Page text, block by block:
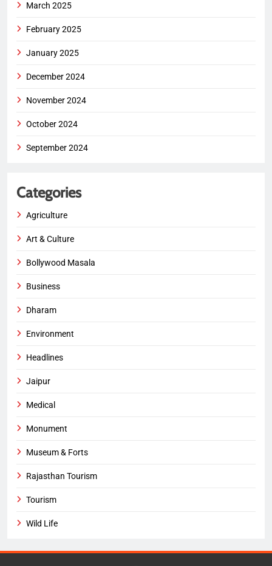
March 2025
February 2025
January 2025
December 2024
November 2024
October 2024
September 2024
Categories
Agriculture
Art & Culture
Bollywood Masala
Business
Dharam
Environment
Headlines
Jaipur
Medical
Monument
Museum & Forts
Rajasthan Tourism
Tourism
Wild Life